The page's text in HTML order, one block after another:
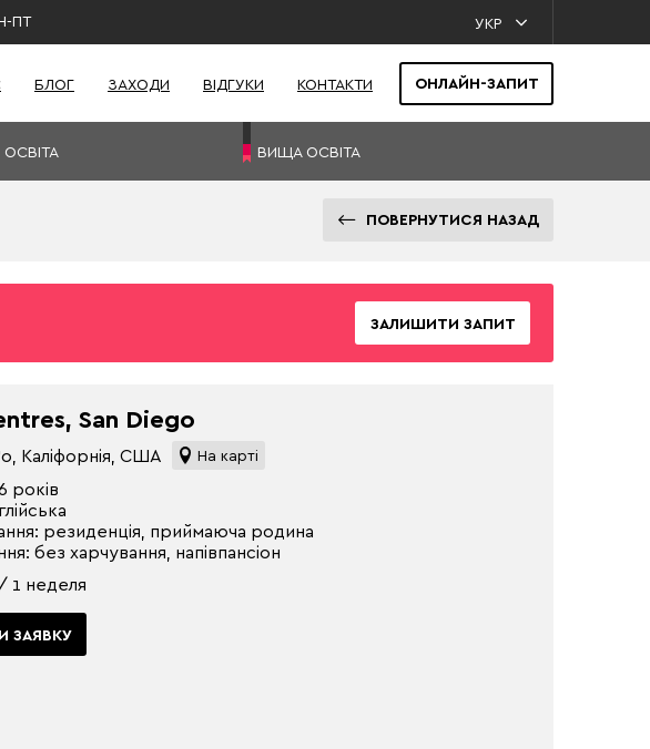
ПТ УКР
БЛОГ ЗАХОДИ ВІДГУКИ КОНТАКТИ ОНЛАЙН-ЗАПИТ
ВИЩА ОСВІТА
ПОВЕРНУТИСЯ НАЗАД
ЗАЛИШИТИ ЗАПИТ
San Diego
Каліфорнія, США На карті
років
резиденція, приймаюча родина
без харчування, напівпансіон
1 неделя
ЗАЯВКУ